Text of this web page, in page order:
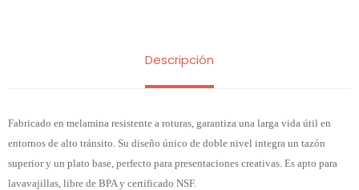
Descripción
Fabricado en melamina resistente a roturas, garantiza una larga vida útil en
entornos de alto tránsito. Su diseño único de doble nivel integra un tazón
superior y un plato base, perfecto para presentaciones creativas. Es apto para
lavavajillas, libre de BPA y certificado NSF.